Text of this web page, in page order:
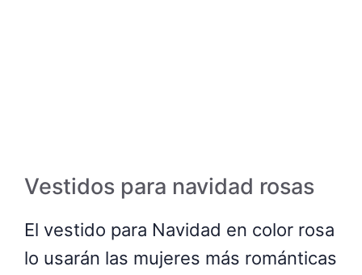
Vestidos para navidad rosas
El vestido para Navidad en color rosa
lo usarán las mujeres más románticas